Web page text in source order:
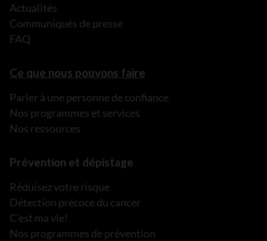
Actualités
Communiqués de presse
FAQ
Ce que nous pouvons faire
Parler à une personne de confiance
Nos programmes et services
Nos ressources
Prévention et dépistage
Réduisez votre risque
Détection précoce du cancer
C’est ma vie!
Nos programmes de prévention